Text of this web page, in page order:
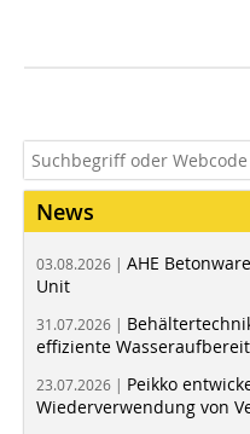
News
03.08.2026 | AHE
Unit
31.07.2026 |
effiziente
23.07.2026 | Peikko
Wiederverwendung von